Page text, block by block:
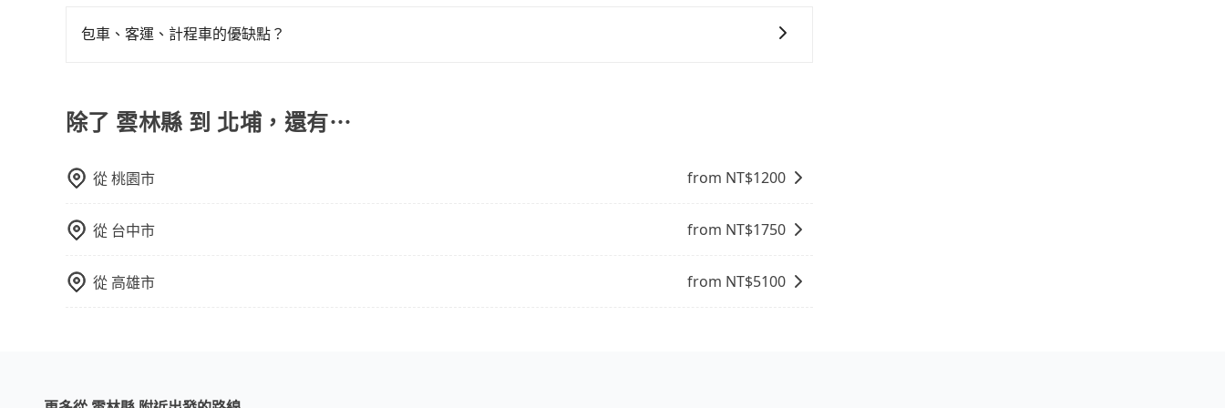
訂購時填寫的數量。請務必確實填寫當日實際攜帶的行李及乘坐的總人數，包含成人及兒童／嬰幼兒。 2) 孩童
包車、客運、計程車的優缺點？
車路線可能不太頻繁。 計程車：可以隨叫隨到，並且不必擔心停車位的問題。但是，計程車的費用相對較高，車
輛選擇不如包車多，且大都屬短程接駁為主。
除了 雲林縣 到 北埔，還有⋯
從桃園市 from NT$1200
從 台中市 from NT$1750
從 高雄市 from NT$5100